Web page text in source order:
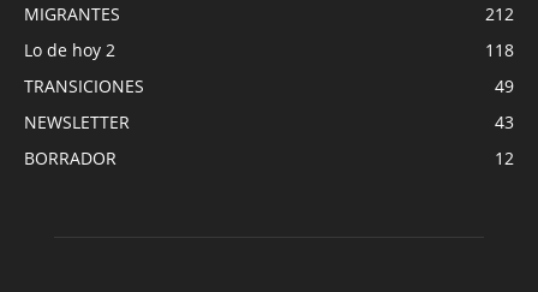
MIGRANTES
212
Lo de hoy 2
118
TRANSICIONES
49
NEWSLETTER
43
BORRADOR
12